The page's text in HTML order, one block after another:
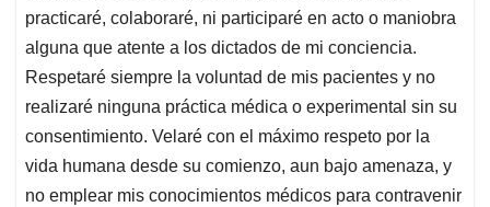
practicaré, colaboraré, ni participaré en acto o maniobra
alguna que atente a los dictados de mi conciencia.
Respetaré siempre la voluntad de mis pacientes y no
realizaré ninguna práctica médica o experimental sin su
consentimiento. Velaré con el máximo respeto por la
vida humana desde su comienzo, aun bajo amenaza, y
no emplear mis conocimientos médicos para contravenir